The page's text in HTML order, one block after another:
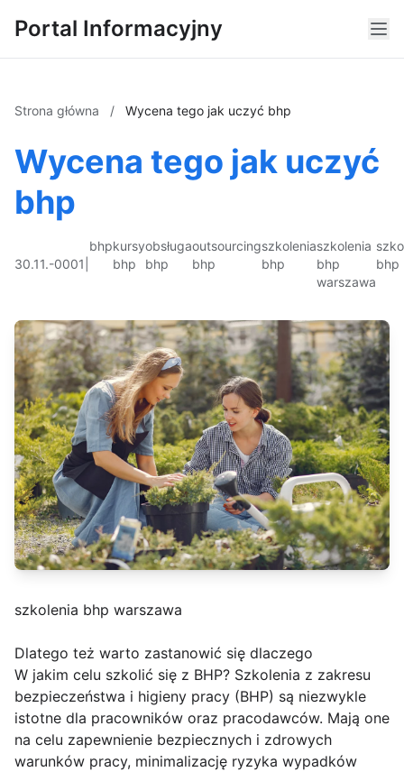
Portal Informacyjny
Strona główna / Wycena tego jak uczyć bhp
Wycena tego jak uczyć
bhp
30.11.-0001
bhpkursy
bhp
obsługa
bhp
outsourcing
bhp
szkolenia
bhp
szkolenia
bhp
warszawa
bhp
szkolenia bhp warszawa
Dlatego też warto zastanowić się dlaczego
W jakim celu szkolić się z BHP? Szkolenia z zakresu
bezpieczeństwa i higieny pracy (BHP) są niezwykle
istotne dla pracowników oraz pracodawców. Mają one
na celu zapewnienie bezpiecznych i zdrowych
warunków pracy, minimalizację ryzyka wypadków